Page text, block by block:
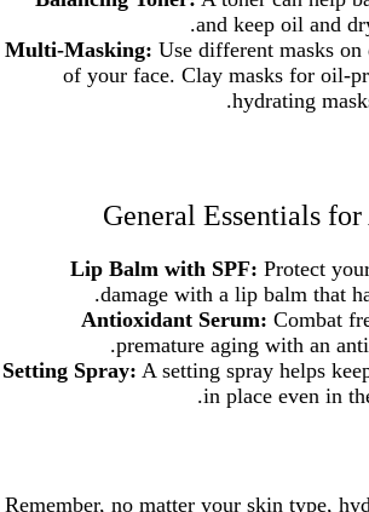
and keep oil and
Multi-Masking: Use different masks on
of your face. Clay masks for oil-
hydrating
General Essentials
Lip Balm with SPF: Protect
damage with a lip balm that
Antioxidant Serum: Combat
premature aging with an
Setting Spray: A setting spray helps
in place even in
Remember, no matter your skin type,